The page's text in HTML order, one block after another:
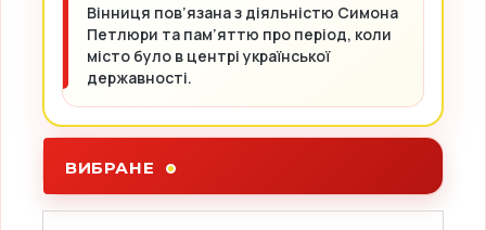
Вінниця пов’язана з діяльністю Симона
Петлюри та пам’яттю про період, коли
місто було в центрі української
державності.
ВИБРАНЕ